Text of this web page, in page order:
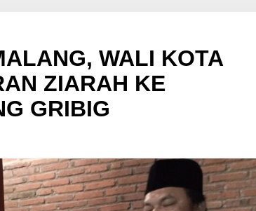
WALI KOTA
ZIARAH KE
GRIBIG